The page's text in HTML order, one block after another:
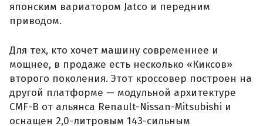
японским вариатором Jatco и передним
приводом.
Для тех, кто хочет машину современнее и
мощнее, в продаже есть несколько «Киксов»
второго поколения. Этот кроссовер построен на
другой платформе — модульной архитектуре
CMF-B от альянса Renault-Nissan-Mitsubishi и
оснащен 2,0-литровым 143-сильным